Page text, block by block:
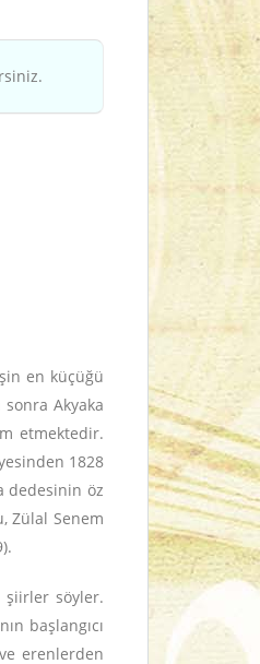
en küçüğü
Akyaka
etmektedir.
1828
dedesinin öz
Zülal Senem
şiirler söyler.
başlangıcı
erenlerden